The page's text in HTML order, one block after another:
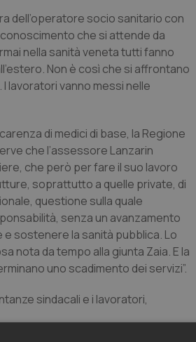
dell’operatore socio sanitario con
che si attende da
nella sanità veneta tutti fanno
Non è così che si affrontano
lavoratori vanno messi nelle
di medici di base, la Regione
che l’assessore Lanzarin
che però per fare il suo lavoro
soprattutto a quelle private, di
questione sulla quale
senza un avanzamento
sostenere la sanità pubblica. Lo
nota da tempo alla giunta Zaia. E la
uno scadimento dei servizi”.
sindacali e i lavoratori,